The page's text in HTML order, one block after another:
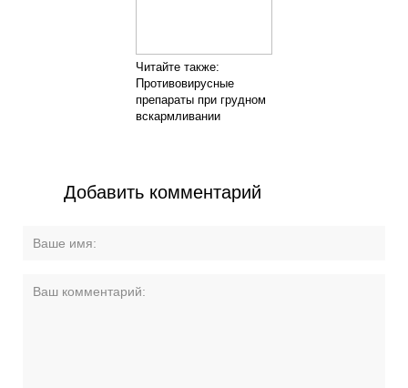
Читайте также:
Противовирусные
препараты при грудном
вскармливании
Добавить комментарий